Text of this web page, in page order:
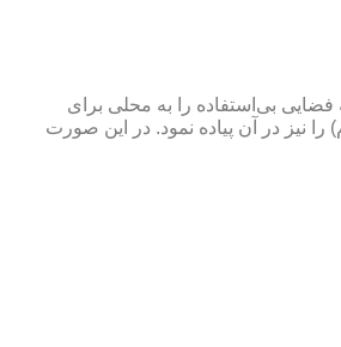
بی‌استفاده را به محلی برای
نیز در آن پیاده نمود. در این صورت